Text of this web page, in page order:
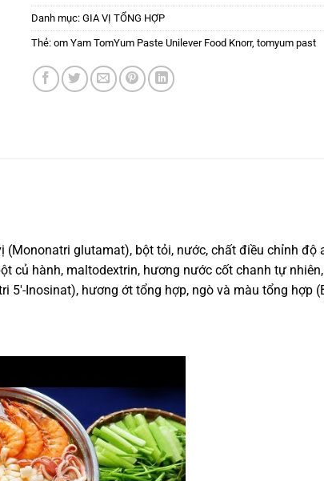
Danh mục:GIA VỊ TỔNG HỢP
Thẻ:om Yam TomYum Paste Unilever Food Knorr,tomyum past
(Mononatri glutamat), bột tỏi, nước, chất điều chỉnh độ
củ hành, maltodextrin, hương nước cốt chanh tự
Inosinat), hương ớt tổng hợp, ngò và màu tổng hợp